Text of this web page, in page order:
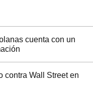
cuenta con un
contra Wall Street en